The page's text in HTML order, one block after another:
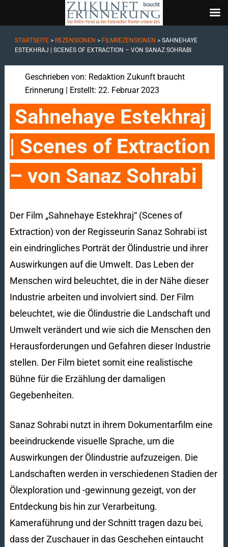
STARTSEITE> REZENSIONEN > FILMREZENSIONEN > SAHNEHAYE
ESTEKHRAJ | SCENES OF EXTRACTION – VON SANAZ SOHRABI
Geschrieben von: Redaktion Zukunft braucht
Erinnerung | Erstellt: 22. Februar 2023
Sahnehaye Estekhraj
| Scenes of Extraction
– von Sanaz Sohrabi
Der Film „Sahnehaye Estekhraj“ (Scenes of
Extraction) von der Regisseurin Sanaz Sohrabi ist
ein eindringliches Porträt der Ölindustrie und ihrer
Auswirkungen auf die Umwelt. Das Leben der
Menschen wird beleuchtet, die in der Nähe dieser
Industrie arbeiten und involviert sind. Der Film
beleuchtet, wie die Ölindustrie die Landschaft und
Umwelt verändert und wie sich die Menschen den
Herausforderungen und Gefahren dieser Industrie
stellen. Der Film bietet somit eine realistische
Bühne für die Erzählung der damaligen
Gegebenheiten.
Sanaz Sohrabi nutzt in ihrem Dokumentarfilm eine
beeindruckende visuelle Sprache, um die
Auswirkungen der Ölindustrie aufzuzeigen. Die
Landschaften werden in verschiedenen Stadien der
Ölexploration und -gewinnung gezeigt, von der
Entdeckung bis hin zur Verarbeitung.
Kameraführung und der Schnitt tragen dazu bei,
dass der Zuschauer in das Geschehen eintaucht